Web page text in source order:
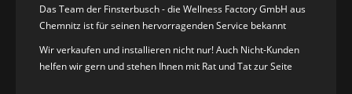
Das Team der Finsterbusch - die Wellness Factory GmbH aus
Chemnitz ist für seinen hervorragenden Service bekannt
Wir verkaufen und installieren nicht nur! Auch Nicht-Kunden
helfen wir gern und stehen Ihnen mit Rat und Tat zur Seite